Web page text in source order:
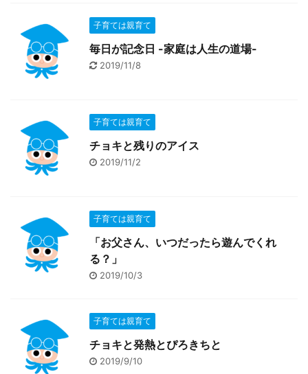
子育ては親育て
毎日が記念日 -家庭は人生の道場-
2019/11/8
子育ては親育て
チョキと残りのアイス
2019/11/2
子育ては親育て
「お父さん、いつだったら遊んでくれ
る？」
2019/10/3
子育ては親育て
チョキと発熱とぴろきちと
2019/9/10